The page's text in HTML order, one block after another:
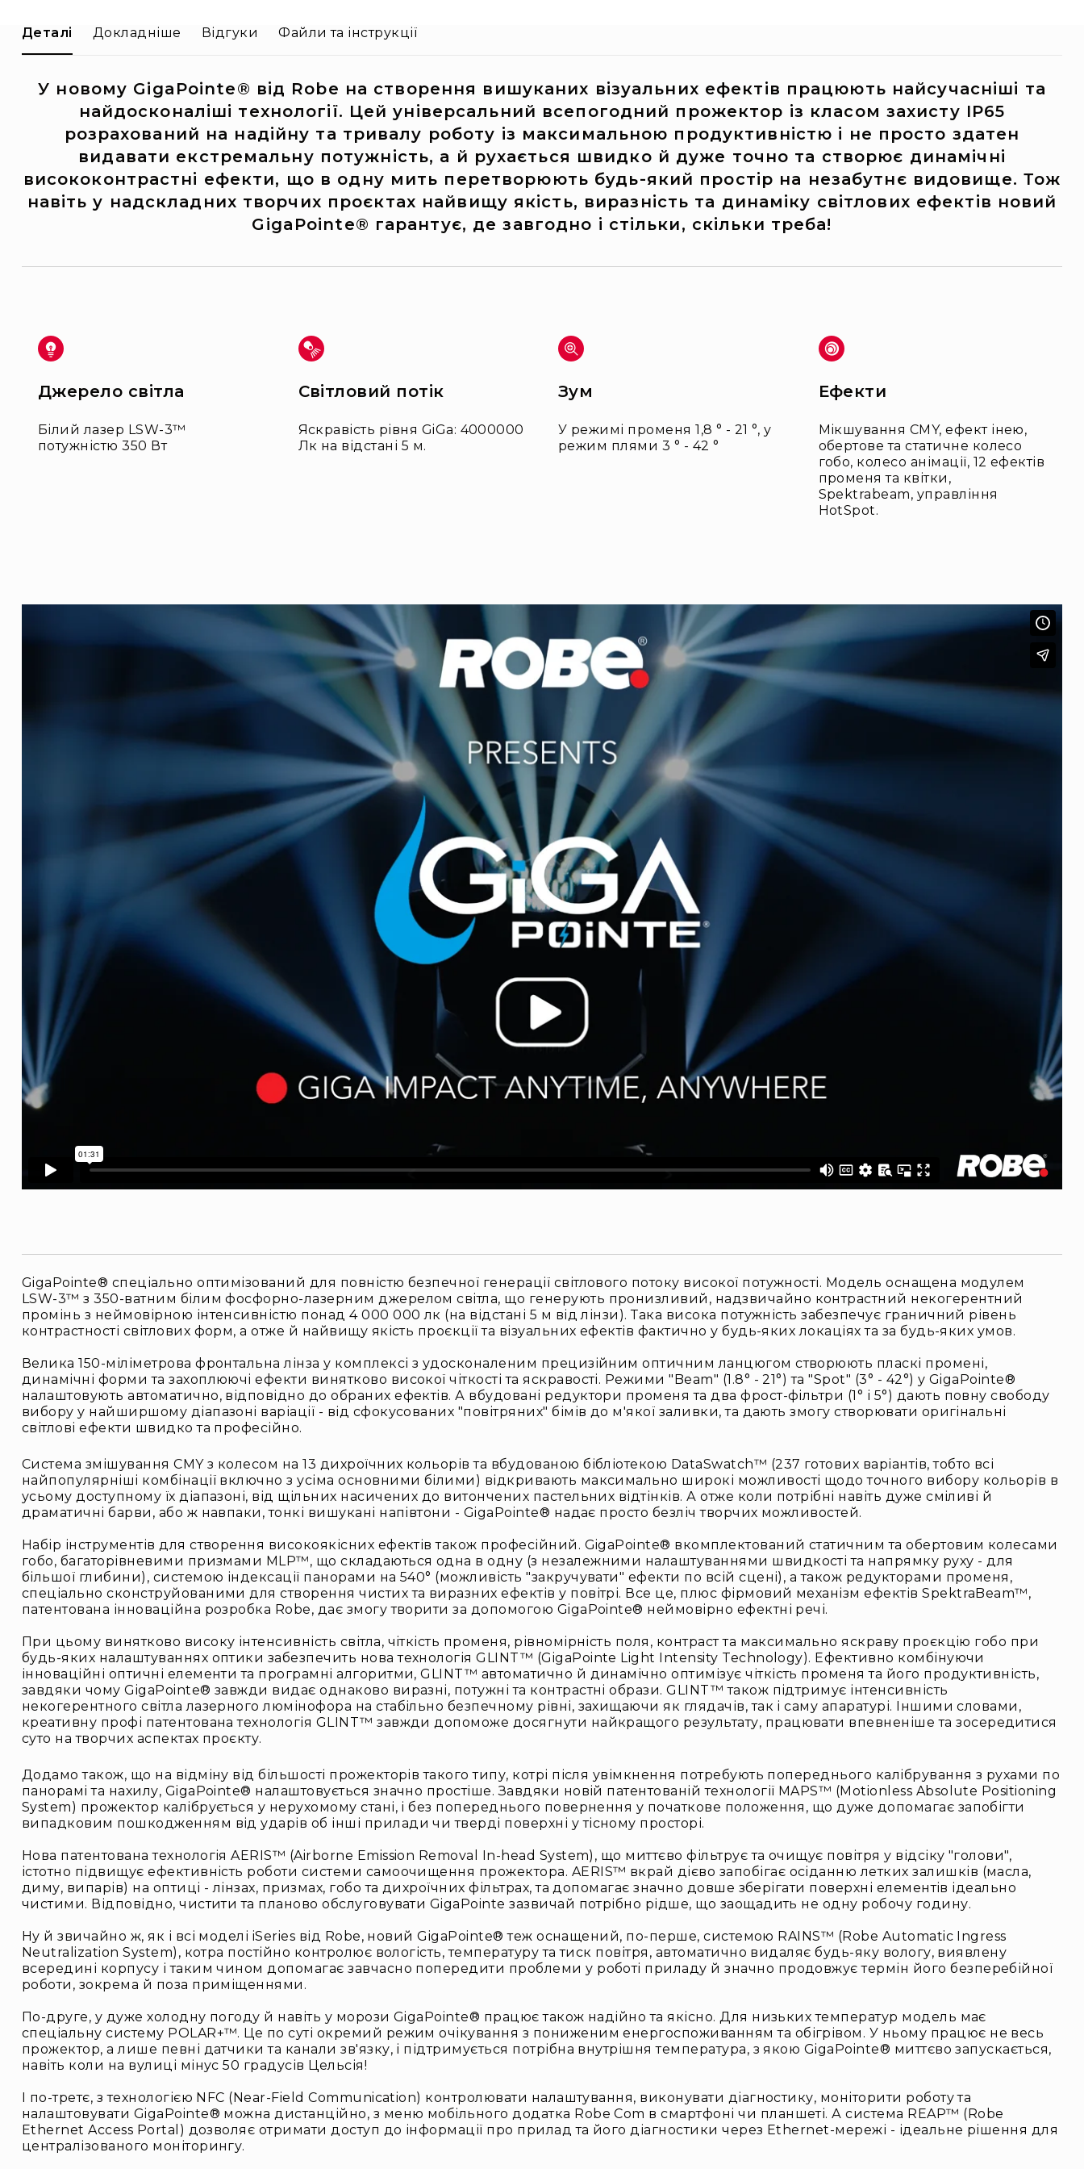
Деталі
У новому GigaPointe® від Robe на створення вишуканих візуальних ефектів працюють найсучасніші та
найдосконаліші технології. Цей універсальний всепогодний прожектор із класом захисту IP65
розрахований на надійну та тривалу роботу із максимальною продуктивністю і не просто здатен
видавати екстремальну потужність, а й рухається швидко й дуже точно та створює динамічні
висококонтрастні ефекти, що в одну мить перетворюють будь-який простір на незабутнє видовище. Тож
навіть у надскладних творчих проєктах найвищу якість, виразність та динаміку світлових ефектів новий
GigaPointe® гарантує, де завгодно і стільки, скільки треба!
Джерело світла
Білий лазер LSW-3™
потужністю 350 Вт
Світловий потік
Яскравість рівня GiGa: 4000000
Лк на відстані 5 м.
Зум
У режимі променя 1,8 ° - 21 °, у
режим плями 3 ° - 42 °
Ефекти
Мікшування CMY, ефект інею,
обертове та статичне колесо
гобо, колесо анімації, 12 ефектів
променя та квітки,
Spektrabeam, управління
HotSpot.
GigaPointe® спеціально оптимізований для повністю безпечної генерації світлового потоку високої потужності. Модель оснащена модулем
LSW-3™ з 350-ватним білим фосфорно-лазерним джерелом світла, що генерують пронизливий, надзвичайно контрастний некогерентний
промінь з неймовірною інтенсивністю понад 4 000 000 лк (на відстані 5 м від лінзи). Така висока потужність забезпечує граничний рівень
контрастності світлових форм, а отже й найвищу якість проєкції та візуальних ефектів фактично у будь-яких локаціях та за будь-яких умов.
Велика 150-міліметрова фронтальна лінза у комплексі з удосконаленим прецизійним оптичним ланцюгом створюють пласкі промені,
динамічні форми та захоплюючі ефекти винятково високої чіткості та яскравості. Режими "Beam" (1.8° - 21°) та "Spot" (3° - 42°) у GigaPointe®
налаштовують автоматично, відповідно до обраних ефектів. А вбудовані редуктори променя та два фрост-фільтри (1° і 5°) дають повну свободу
вибору у найширшому діапазоні варіації - від сфокусованих "повітряних" бімів до м'якої заливки, та дають змогу створювати оригінальні
світлові ефекти швидко та професійно.
Система змішування CMY з колесом на 13 дихроїчних кольорів та вбудованою бібліотекою DataSwatch™ (237 готових варіантів, тобто всі
найпопулярніші комбінації включно з усіма основними білими) відкривають максимально широкі можливості щодо точного вибору кольорів в
усьому доступному їх діапазоні, від щільних насичених до витончених пастельних відтінків. А отже коли потрібні навіть дуже сміливі й
драматичні барви, або ж навпаки, тонкі вишукані напівтони - GigaPointe® надає просто безліч творчих можливостей.
Набір інструментів для створення високоякісних ефектів також професійний. GigaPointe® вкомплектований статичним та обертовим колесами
гобо, багаторівневими призмами MLP™, що складаються одна в одну (з незалежними налаштуваннями швидкості та напрямку руху - для
більшої глибини), системою індексації панорами на 540° (можливість "закручувати" ефекти по всій сцені), а також редукторами променя,
спеціально сконструйованими для створення чистих та виразних ефектів у повітрі. Все це, плюс фірмовий механізм ефектів SpektraBeam™,
патентована інноваційна розробка Robe, дає змогу творити за допомогою GigaPointe® неймовірно ефектні речі.
При цьому винятково високу інтенсивність світла, чіткість променя, рівномірність поля, контраст та максимально яскраву проєкцію гобо при
будь-яких налаштуваннях оптики забезпечить нова технологія GLINT™ (GigaPointe Light Intensity Technology). Ефективно комбінуючи
інноваційні оптичні елементи та програмні алгоритми, GLINT™ автоматично й динамічно оптимізує чіткість променя та його продуктивність,
завдяки чому GigaPointe® завжди видає однаково виразні, потужні та контрастні образи. GLINT™ також підтримує інтенсивність
некогерентного світла лазерного люмінофора на стабільно безпечному рівні, захищаючи як глядачів, так і саму апаратурі. Іншими словами,
креативну профі патентована технологія GLINT™ завжди допоможе досягнути найкращого результату, працювати впевненіше та зосередитися
суто на творчих аспектах проєкту.
Додамо також, що на відміну від більшості прожекторів такого типу, котрі після увімкнення потребують попереднього калібрування з рухами по
панорамі та нахилу, GigaPointe® налаштовується значно простіше. Завдяки новій патентованій технології MAPS™ (Motionless Absolute Positioning
System) прожектор калібрується у нерухомому стані, і без попереднього повернення у початкове положення, що дуже допомагає запобігти
випадковим пошкодженням від ударів об інші прилади чи тверді поверхні у тісному просторі.
Нова патентована технологія AERIS™ (Airborne Emission Removal In-head System), що миттєво фільтрує та очищує повітря у відсіку "голови",
істотно підвищує ефективність роботи системи самоочищення прожектора. AERIS™ вкрай дієво запобігає осіданню летких залишків (масла,
диму, випарів) на оптиці - лінзах, призмах, гобо та дихроїчних фільтрах, та допомагає значно довше зберігати поверхні елементів ідеально
чистими. Відповідно, чистити та планово обслуговувати GigaPointe зазвичай потрібно рідше, що заощадить не одну робочу годину.
Ну й звичайно ж, як і всі моделі iSeries від Robe, новий GigaPointe® теж оснащений, по-перше, системою RAINS™ (Robe Automatic Ingress
Neutralization System), котра постійно контролює вологість, температуру та тиск повітря, автоматично видаляє будь-яку вологу, виявлену
всередині корпусу і таким чином допомагає завчасно попередити проблеми у роботі приладу й значно продовжує термін його безперебійної
роботи, зокрема й поза приміщеннями.
По-друге, у дуже холодну погоду й навіть у морози GigaPointe® працює також надійно та якісно. Для низьких температур модель має
спеціальну систему POLAR+™. Це по суті окремий режим очікування з пониженим енергоспоживанням та обігрівом. У ньому працює не весь
прожектор, а лише певні датчики та канали зв'язку, і підтримується потрібна внутрішня температура, з якою GigaPointe® миттєво запускається,
навіть коли на вулиці мінус 50 градусів Цельсія!
І по-третє, з технологією NFC (Near-Field Communication) контролювати налаштування, виконувати діагностику, моніторити роботу та
налаштовувати GigaPointe® можна дистанційно, з меню мобільного додатка Robe Com в смартфоні чи планшеті. А система REAP™ (Robe
Ethernet Access Portal) дозволяє отримати доступ до інформації про прилад та його діагностики через Ethernet-мережі - ідеальне рішення для
централізованого моніторингу.
Докладніше Відгуки Файли та інструкції